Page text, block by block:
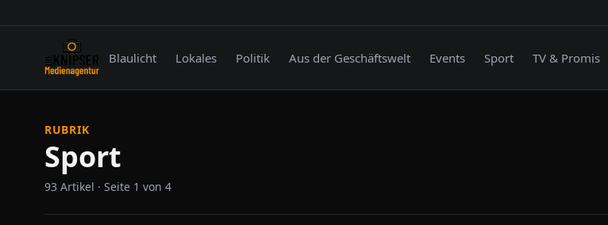
Blaulicht Lokales Politik Aus der Geschäftswelt Events Sport TV & Promis
RUBRIK
Sport
93 Artikel · Seite 1 von 4